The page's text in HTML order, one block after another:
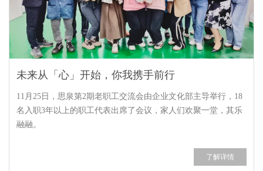
未来从「心」开始，你我携手前行
11月25日，思泉第2期老职工交流会由企业文化部主导举行，18
名入职3年以上的职工代表出席了会议，家人们欢聚一堂，其乐
融融。
了解详情